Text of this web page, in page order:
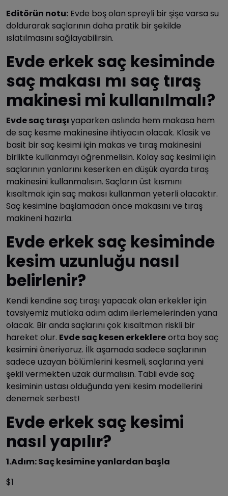
Editörün notu: Evde boş olan spreyli bir şişe varsa su
doldurarak saçlarının daha pratik bir şekilde
ıslatılmasını sağlayabilirsin.
Evde erkek saç kesiminde
saç makası mı saç tıraş
makinesi mi kullanılmalı?
Evde saç tıraşıyaparken aslında hem makasa hem
de saç kesme makinesine ihtiyacın olacak. Klasik ve
basit bir saç kesimi için makas ve tıraş makinesini
birlikte kullanmayı öğrenmelisin. Kolay saç kesimi için
saçlarının yanlarını keserken en düşük ayarda tıraş
makinesini kullanmalısın. Saçların üst kısmını
kısaltmak için saç makası kullanman yeterli olacaktır.
Saç kesimine başlamadan önce makasını ve tıraş
makineni hazırla.
Evde erkek saç kesiminde
kesim uzunluğu nasıl
belirlenir?
Kendi kendine saç tıraşı yapacak olan erkekler için
tavsiyemiz mutlaka adım adım ilerlemelerinden yana
olacak. Bir anda saçlarını çok kısaltman riskli bir
hareket olur. Evde saç kesen erkeklereorta boy saç
kesimini öneriyoruz. İlk aşamada sadece saçlarının
sadece uzayan bölümlerini kesmeli, saçlarına yeni
şekil vermekten uzak durmalısın. Tabii evde saç
kesiminin ustası olduğunda yeni kesim modellerini
denemek serbest!
Evde erkek saç kesimi
nasıl yapılır?
1.Adım: Saç kesimine yanlardan başla
$1